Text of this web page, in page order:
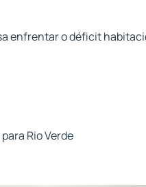
enfrentar o déficit
Rio Verde